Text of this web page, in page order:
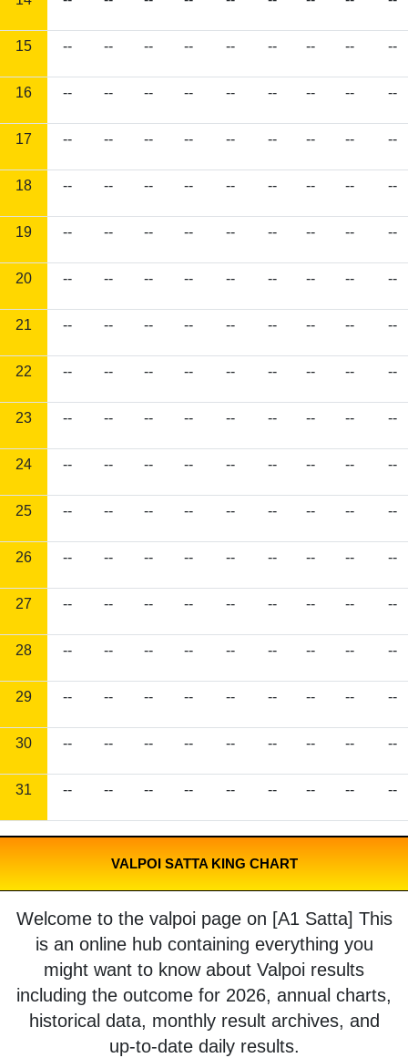
15 -- -- -- -- -- -- -- -- --
16 -- -- -- -- -- -- -- -- --
17 -- -- -- -- -- -- -- -- --
18 -- -- -- -- -- -- -- -- --
19 -- -- -- -- -- -- -- -- --
20 -- -- -- -- -- -- -- -- --
21 -- -- -- -- -- -- -- -- --
22 -- -- -- -- -- -- -- -- --
23 -- -- -- -- -- -- -- -- --
24 -- -- -- -- -- -- -- -- --
25 -- -- -- -- -- -- -- -- --
26 -- -- -- -- -- -- -- -- --
27 -- -- -- -- -- -- -- -- --
28 -- -- -- -- -- -- -- -- --
29 -- -- -- -- -- -- -- -- --
30 -- -- -- -- -- -- -- -- --
31 -- -- -- -- -- -- -- -- --
VALPOI SATTA KING CHART
Welcome to the valpoi page on [A1 Satta] This
is an online hub containing everything you
might want to know about Valpoi results
including the outcome for 2026, annual charts,
historical data, monthly result archives, and
up-to-date daily results.